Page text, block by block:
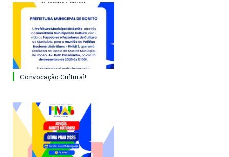
Convocação Cultural!